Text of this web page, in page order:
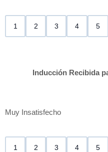
1 2 3 4 5
Inducción Recibida
Muy Insatisfecho
1 2 3 4 5